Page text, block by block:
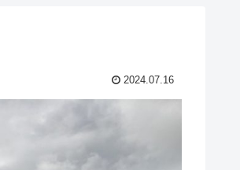
2024.07.16